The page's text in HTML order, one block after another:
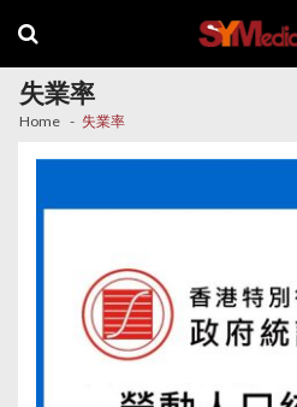
navigation
content
失業率
Home 失業率